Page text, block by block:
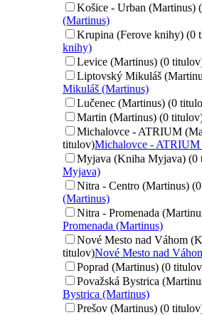
Košice - Urban (Martinus)
(Martinus)
Krupina (Ferove knihy) (0
knihy)
Levice (Martinus) (0
Liptovský Mikuláš
Mikuláš (Martinus)
Lučenec (Martinus) (0
Martin (Martinus) (0
Michalovce - ATRIUM
titulov)Michalovce - ATRIUM
Myjava (Kniha Myjava) (0
Myjava)
Nitra - Centro (Martinus)
(Martinus)
Nitra - Promenada
Promenada (Martinus)
Nové Mesto nad Váhom
titulov)Nové Mesto nad
Poprad (Martinus) (0
Považská Bystrica
Bystrica (Martinus)
Prešov (Martinus) (0